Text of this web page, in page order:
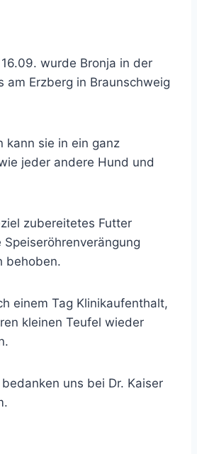
wurde Bronja in der
am Erzberg in Braunschweig
in ein ganz
jeder andere Hund und
Futter
behoben.
Tag Klinikaufenthalt,
kleinen Teufel wieder
uns bei Dr. Kaiser